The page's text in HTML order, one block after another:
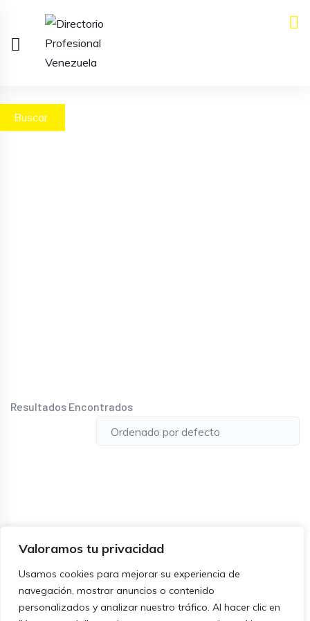
Valoramos tu privacidad
Usamos cookies para mejorar su experiencia de
navegación, mostrar anuncios o contenido
personalizados y analizar nuestro tráfico. Al hacer clic en
Buscar
Resultados Encontrados